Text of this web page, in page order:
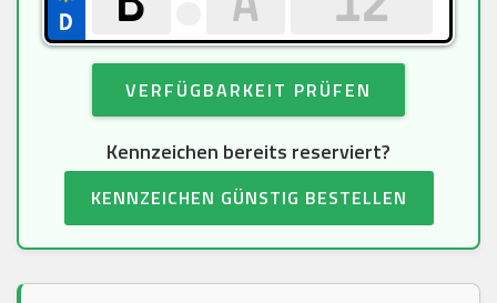
VERFÜGBARKEIT PRÜFEN
Kennzeichen bereits reserviert?
KENNZEICHEN GÜNSTIG BESTELLEN